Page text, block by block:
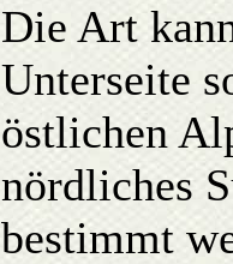
Die Art
Unterseite
östlichen
nördliches
bestimmt